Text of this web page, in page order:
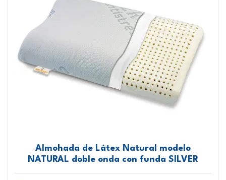
Almohada de Látex Natural modelo
NATURAL doble onda con funda SILVER